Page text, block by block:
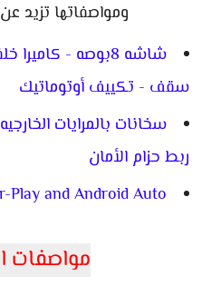
ومواصفاتها تزيد
شاشه 8بوصه -
سقف - تكييف أوتوماتيك
سخانات بالمرايات
ربط حزام الأمان
Play and Android Auto
مواصفات